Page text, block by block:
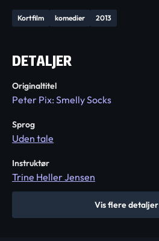
Kortfilm komedier 2013
DETALJER
Originaltitel
Peter Pix: Smelly Socks
Sprog
Uden tale
Instruktør
Trine Heller Jensen
Vis flere detaljer